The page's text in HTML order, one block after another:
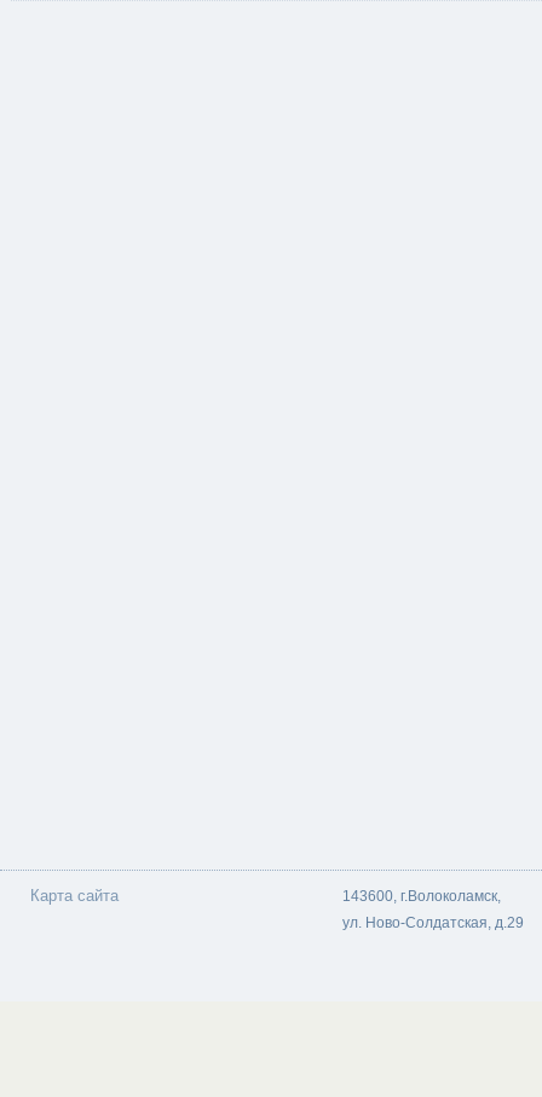
Карта сайта
143600, г.Волоколамск,
ул. Ново-Солдатская, д.29